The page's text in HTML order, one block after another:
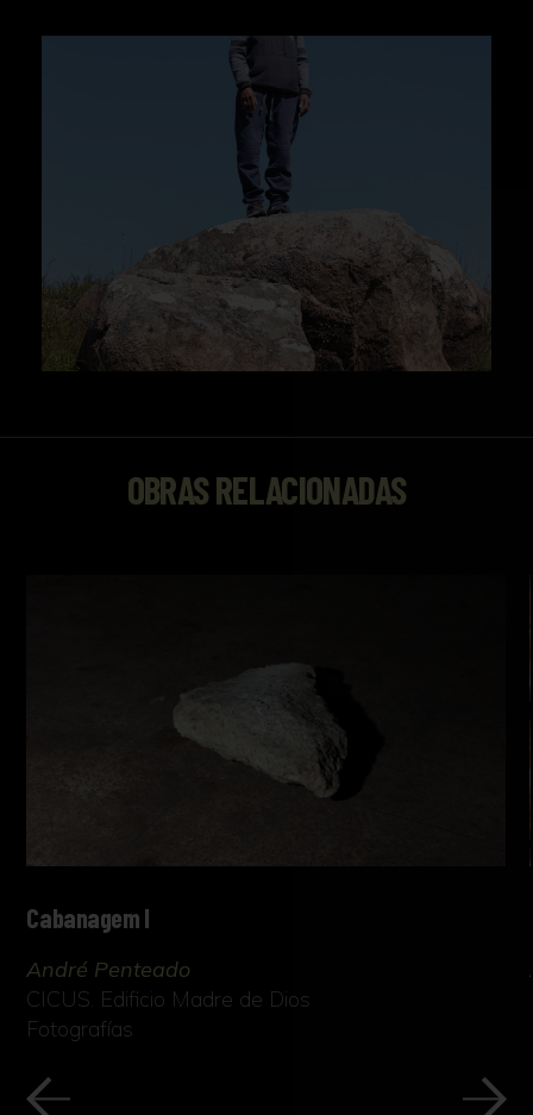
OBRAS RELACIONADAS
Cabanagem I
André Penteado
CICUS. Edificio Madre de Dios
Fotografías